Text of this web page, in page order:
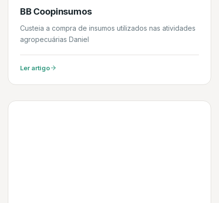
BB Coopinsumos
Custeia a compra de insumos utilizados nas atividades
agropecuárias Daniel
Ler artigo